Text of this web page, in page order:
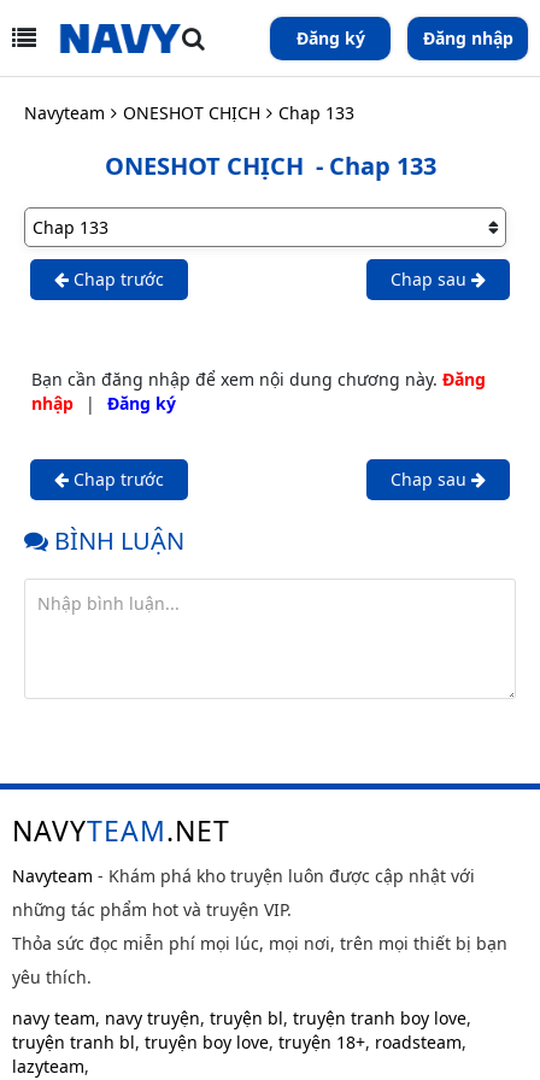
Đăng ký Đăng nhập
Navyteam ONESHOT CHỊCH Chap 133
ONESHOT CHỊCH - Chap 133
Chap trước Chap sau
Bạn cần đăng nhập để xem nội dung chương này. Đăng
nhập
| Đăng ký
Chap trước Chap sau
BÌNH LUẬN
NAVYTEAM.NET
Navyteam - Khám phá kho truyện luôn được cập nhật với
những tác phẩm hot và truyện VIP.
Thỏa sức đọc miễn phí mọi lúc, mọi nơi, trên mọi thiết bị bạn
yêu thích.
navy team, navy truyện, truyện bl, truyện tranh boy love,
truyện tranh bl, truyện boy love, truyện 18+, roadsteam,
lazyteam,